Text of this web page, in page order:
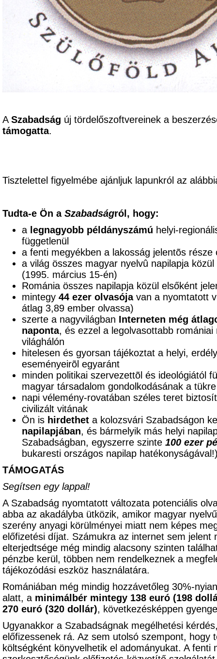
A Szabadság új tördelőszoftvereinek a
támogatta.
Tisztelettel figyelmébe ajánljuk lapunkról az
Tudta-e Ön a Szabadságról, hogy:
a legnagyobb példányszámú helyi-
függetlenül
a fenti megyékben a lakosság jelentõs
a világ összes magyar nyelvû napilapja
(1995. március 15-én)
Románia összes napilapja közül elsőként
mintegy 44 ezer olvasójavan a nyomtatott
átlag 3,89 ember olvassa)
szerte a nagyvilágban Interneten még
naponta, és ezzel a legolvasottabb
világhálón
hitelesen és gyorsan tájékoztat a helyi,
eseményeirõl egyaránt
minden politikai szervezettõl és ideológiától
magyar társadalom gondolkodásának a tükre
napi vélemény-rovatában széles teret
civilizált vitának
Ön is hirdethet a kolozsvári Szabadságon
napilapjában, és bármelyik más helyi
Szabadságban, egyszerre szinte 100 ezer
bukaresti országos napilap
TÁMOGATÁS
Segítsen egy lappal!
A Szabadság nyomtatott változata potenciális
abba az akadályba ütközik, amikor magyar
szerény anyagi körülményei miatt nem képes
előfizetési díjat. Számukra az internet sem jelent
elterjedtsége még mindig alacsony szinten
pénzbe kerül, többen nem rendelkeznek a
tájékozódási eszköz használatára.
Romániában még mindig hozzávetőleg 30%-
alatt, a minimálbér mintegy 138 euró (198
270 euró (320 dollár), következésképpen
Ugyanakkor a Szabadságnak megélhetési
előfizessenek rá. Az sem utolsó szempont, hogy
költségként könyvelhetik el adományukat. A fenti